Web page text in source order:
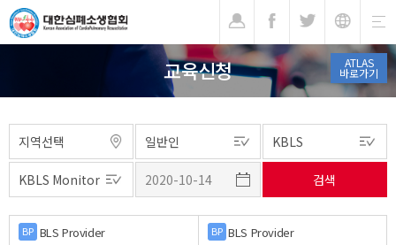
ATLAS
바로가기
교육신청
BP BLS Provider BP BLS Provider